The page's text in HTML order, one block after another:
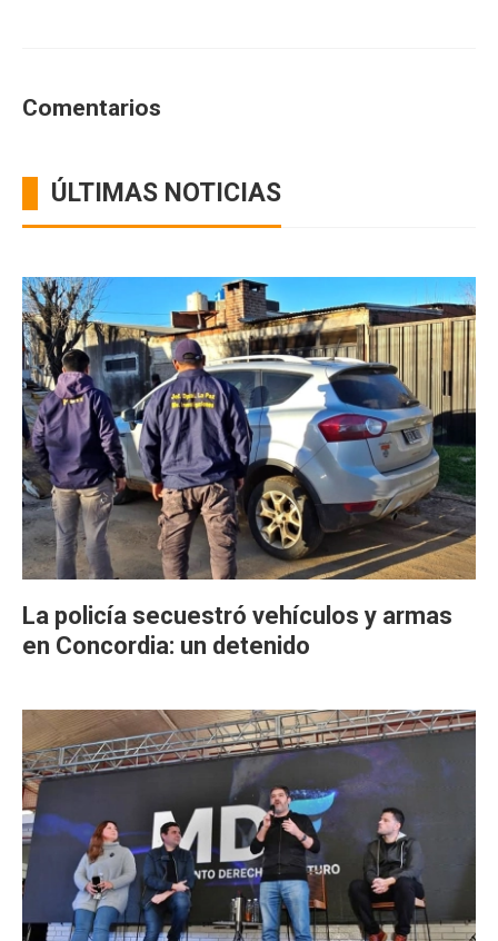
Comentarios
ÚLTIMAS NOTICIAS
La policía secuestró vehículos y armas
en Concordia: un detenido